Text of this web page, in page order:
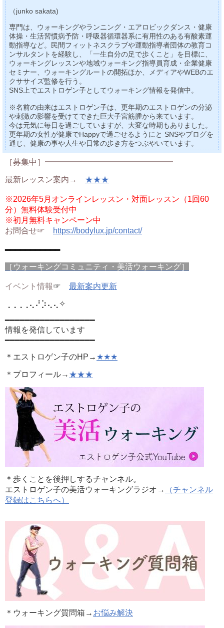
（junko sakata)
専門は、ウォーキングやランニング・エアロビックダンス・健康
体操・生活習慣病予防・呼吸器循環器系に有用性のある有酸素運
動指導など。民間フィットネスクラブや運動指導者団体の教育コ
ンサルタントを経験し、「一生自分の足で歩くこと」を目標に、
ウォーキングレッスンや地域ウォーキング指導員育成・企業健康
セミナー、ウォーキングルートの開拓ほか、メディアやWEBのエ
クササイズ監修を行う。
SNS上でエストロゲン子としてウォーキング情報を発信中。
※名前の由来はエストロゲン子は、更年期のエストロゲンの分泌
や刺激の影響を受けてできた巨大子宮筋腫から来ています。
今は元気に毎日を過ごしていますが、大変な時期もありました。
更年期の女性が健康でHappyで過ごせるようにと SNSやブログを
通じ、健康の事や人生や日常の歩き方をつぶやいています。
［募集中］━━━━━━━━━━━━━━━━
最新レッスン案内→ ★★★
※2026年5月オンラインレッスン・対面レッスン（1回60
分）無料体験受付中
※初月無料キャンペーン中
お問合せ☞
https://bodylux.jp/contact/
━━━━━━━━━━━
［ウォーキングコミュニティ・美活ウォーキング］
イベント情報☞ 最新案内更新
⢀⢀⢀⢀⢄⠜⡱⢄⢄ ✧
━━━━━━━━━━━━━━━━━━
情報を発信しています
━━━━━━━━━━━━━━━━━━
＊エストロゲン子のHP→ ★★★
＊プロフィール→ ★★★
＊歩くことを後押しするチャンネル。
エストロゲン子の美活ウォーキングラジオ→
（チャンネル
登録はこちらへ）
＊ウォーキング質問箱→ お悩み解決